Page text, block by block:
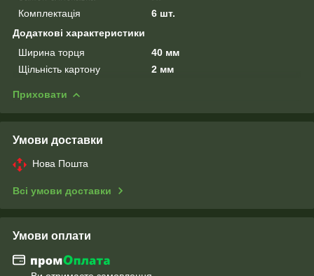
Комплектація
6 шт.
Додаткові характеристики
Ширина торця
40 мм
Щільність картону
2 мм
Приховати
Умови доставки
Нова Пошта
Всі умови доставки
Умови оплати